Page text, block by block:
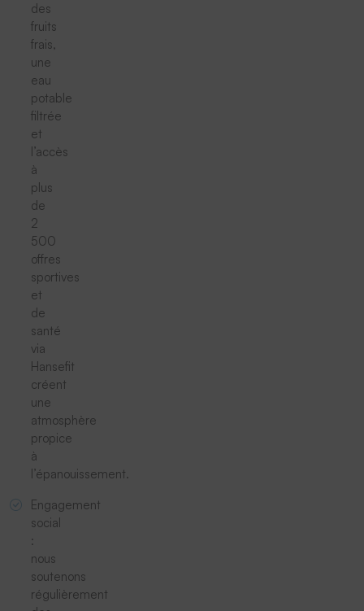
des
fruits
frais,
une
eau
potable
filtrée
et
l’accès
à
plus
de
2
500
offres
sportives
et
de
santé
via
Hansefit
créent
une
atmosphère
propice
à
l’épanouissement.
Engagement
social
:
nous
soutenons
régulièrement